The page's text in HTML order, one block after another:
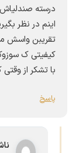
درسته
اینم در نظر
تقریبن واسش
کیفیتی ک
با تشکر از
پاسخ